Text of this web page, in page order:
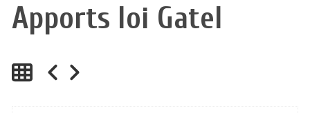
Apports loi Gatel